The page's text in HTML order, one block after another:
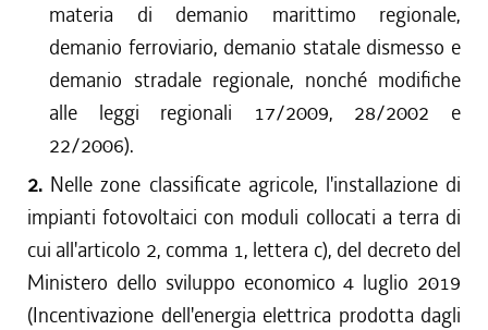
materia di demanio marittimo regionale,
demanio ferroviario, demanio statale dismesso e
demanio stradale regionale, nonché modifiche
alle leggi regionali 17/2009, 28/2002 e
22/2006).
2. Nelle zone classificate agricole, l'installazione di
impianti fotovoltaici con moduli collocati a terra di
cui all'articolo 2, comma 1, lettera c), del decreto del
Ministero dello sviluppo economico 4 luglio 2019
(Incentivazione dell'energia elettrica prodotta dagli